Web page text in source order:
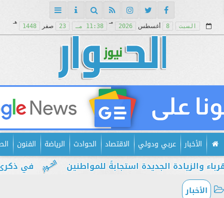
السبت 8 أغسطس 2026
مـ
11:38 مـ 23 صفر 1448
هـ
الأخبار عربي ودولي الاقتصاد الحوادث الرياضة الفنون
في ذكرى الجديدة استجابةً للمواطنين
الأخبار